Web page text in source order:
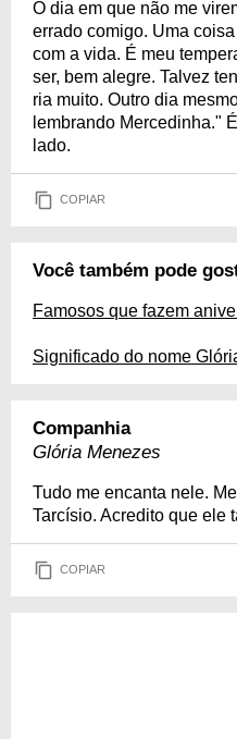
O dia em que não me
errado comigo. Uma
com a vida. É meu
ser, bem alegre. Talvez
ria muito. Outro dia
lembrando Mercedinha."
lado.
COPIAR
Você também pode
Famosos que fazem
Significado do nome
Companhia
Glória Menezes
Tudo me encanta nele.
Tarcísio. Acredito que ele
COPIAR